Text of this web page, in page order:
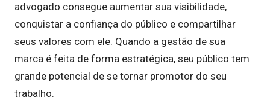
advogado consegue aumentar sua visibilidade,
conquistar a confiança do público e compartilhar
seus valores com ele. Quando a gestão de sua
marca é feita de forma estratégica, seu público tem
grande potencial de se tornar promotor do seu
trabalho.